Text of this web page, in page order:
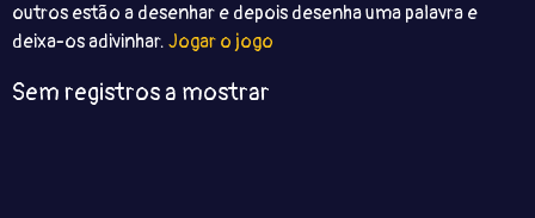
outros estão a desenhar e depois desenha uma palavra e
deixa-os adivinhar. Jogar o jogo
Sem registros a mostrar